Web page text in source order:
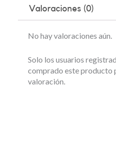
Valoraciones (0)
No hay valoraciones aún.
Solo los usuarios
comprado este producto
valoración.